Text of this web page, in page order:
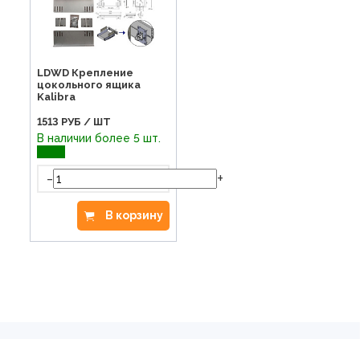
LDWD Крепление
цокольного ящика
Kalibra
1513 РУБ / ШТ
В наличии более 5 шт.
- +
В корзину